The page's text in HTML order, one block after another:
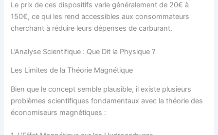
Le prix de ces dispositifs varie généralement de 20€ à
150€, ce qui les rend accessibles aux consommateurs
cherchant à réduire leurs dépenses de carburant.
L’Analyse Scientifique : Que Dit la Physique ?
Les Limites de la Théorie Magnétique
Bien que le concept semble plausible, il existe plusieurs
problèmes scientifiques fondamentaux avec la théorie des
économiseurs magnétiques :